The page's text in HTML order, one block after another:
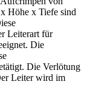
Höhe x Tiefe sind
Leiterart für
Die
Die Verlötung
Leiter wird im